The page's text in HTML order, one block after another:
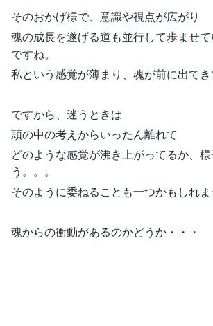
そのおかげ様で、意識や視点が広がり
魂の成長を遂げる道も並行して歩ませ
ですね。
私という感覚が薄まり、魂が前に出てき
ですから、迷うときは
頭の中の考えからいったん離れて
どのような感覚が沸き上がってるか、
う。。。
そのように委ねることも一つかもしれま
魂からの衝動があるのかどうか・・・